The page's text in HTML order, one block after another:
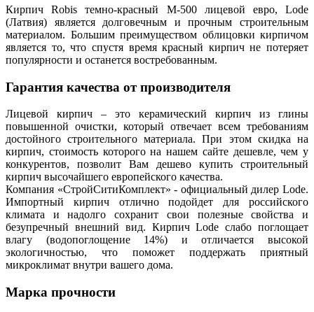
Кирпич Robis темно-красный М-500 лицевой евро, Lode
(Латвия) является долговечным и прочным строительным
материалом. Большим преимуществом облицовки кирпичом
является то, что спустя время красный кирпич не потеряет
популярности и останется востребованным.
Гарантия качества от производителя
Лицевой кирпич – это керамический кирпич из глины
повышенной очистки, который отвечает всем требованиям
достойного строительного материала. При этом скидка на
кирпич, стоимость которого на нашем сайте дешевле, чем у
конкурентов, позволит Вам дешево купить строительный
кирпич высочайшего европейского качества.
Компания «СтройСитиКомплект» - официальный дилер Lode.
Импортный кирпич отлично подойдет для российского
климата и надолго сохранит свои полезные свойства и
безупречный внешний вид. Кирпич Lode слабо поглощает
влагу (водопоглощение 14%) и отличается высокой
экологичностью, что поможет поддержать приятный
микроклимат внутри вашего дома.
Марка прочности